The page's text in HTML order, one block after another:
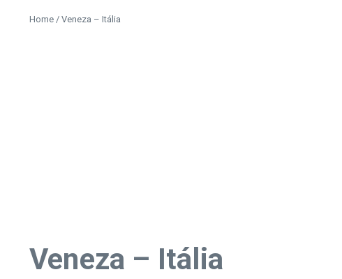
Home / Veneza – Itália
Veneza – Itália